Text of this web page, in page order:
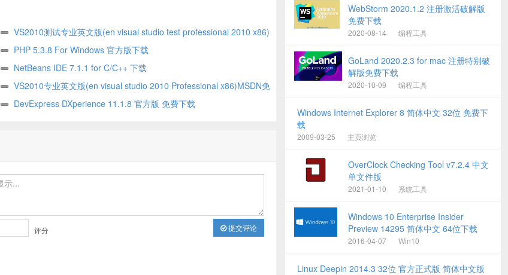
VS2010测试专业英文版(en visual studio test professional 2010 x86)
免费下载PHP 5.3.8 For Windows 官方版下载
NetBeans IDE 7.1.1 for C/C++ 下载
VS2010专业英文版(en visual studio 2010 Professional x86)MSDN免
费下载DevExpress DXperience 11.1.8 官方版 免费下载
评分 提交评论
WebStorm 2020.1.2 注册激活破解版
免费下载
2020-08-14 编程工具
GoLand 2020.2.3 for mac 注册特别破
解版免费下载
2020-10-09 编程工具
Windows Internet Explorer 8 简体中文 32位 免费下
载
2009-03-25 主页浏览
OverClock Checking Tool v7.2.4 中文
单文件版
2021-01-10 系统工具
Windows 10 Enterprise Insider
Preview 14295 简体中文 64位下载
2016-04-07 Win10
Linux Deepin 2014.3 32位 官方正式版 简体中文版